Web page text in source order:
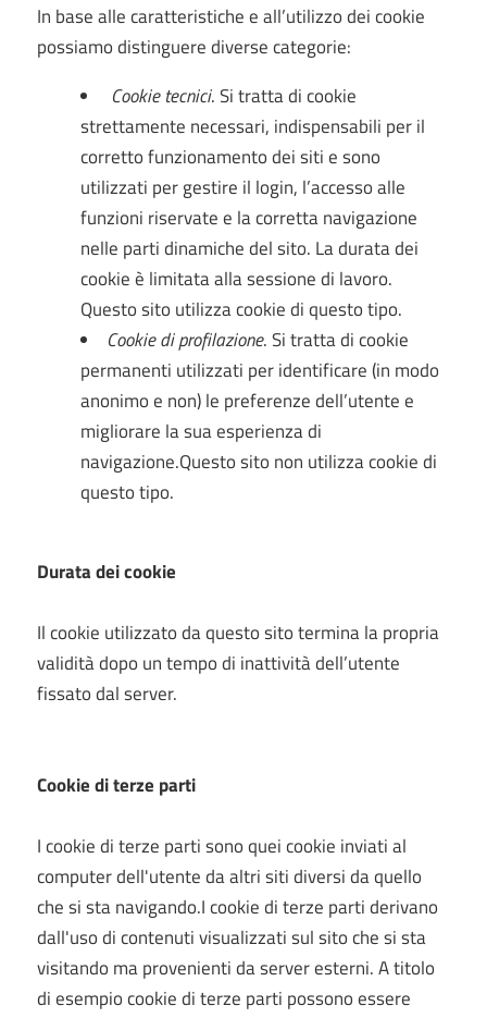
In base alle caratteristiche e all’utilizzo dei cookie
possiamo distinguere diverse categorie:
Cookie tecnici. Si tratta di cookie
strettamente necessari, indispensabili per il
corretto funzionamento dei siti e sono
utilizzati per gestire il login, l’accesso alle
funzioni riservate e la corretta navigazione
nelle parti dinamiche del sito. La durata dei
cookie è limitata alla sessione di lavoro.
Questo sito utilizza cookie di questo tipo.
Cookie di profilazione. Si tratta di cookie
permanenti utilizzati per identificare (in modo
anonimo e non) le preferenze dell’utente e
migliorare la sua esperienza di
navigazione.Questo sito non utilizza cookie di
questo tipo.
Durata dei cookie
Il cookie utilizzato da questo sito termina la propria
validità dopo un tempo di inattività dell’utente
fissato dal server.
Cookie di terze parti
I cookie di terze parti sono quei cookie inviati al
computer dell'utente da altri siti diversi da quello
che si sta navigando.I cookie di terze parti derivano
dall'uso di contenuti visualizzati sul sito che si sta
visitando ma provenienti da server esterni. A titolo
di esempio cookie di terze parti possono essere